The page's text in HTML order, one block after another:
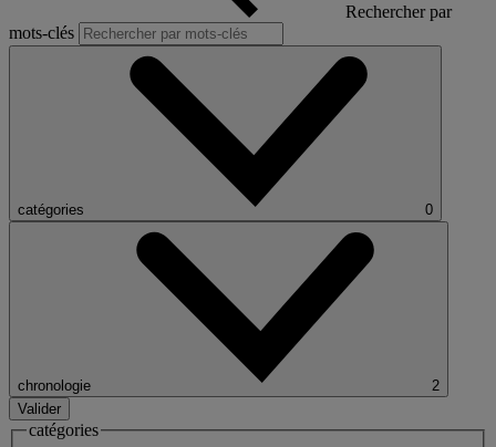
Rechercher par
mots-clés
catégories 0
chronologie
2
Valider
catégories